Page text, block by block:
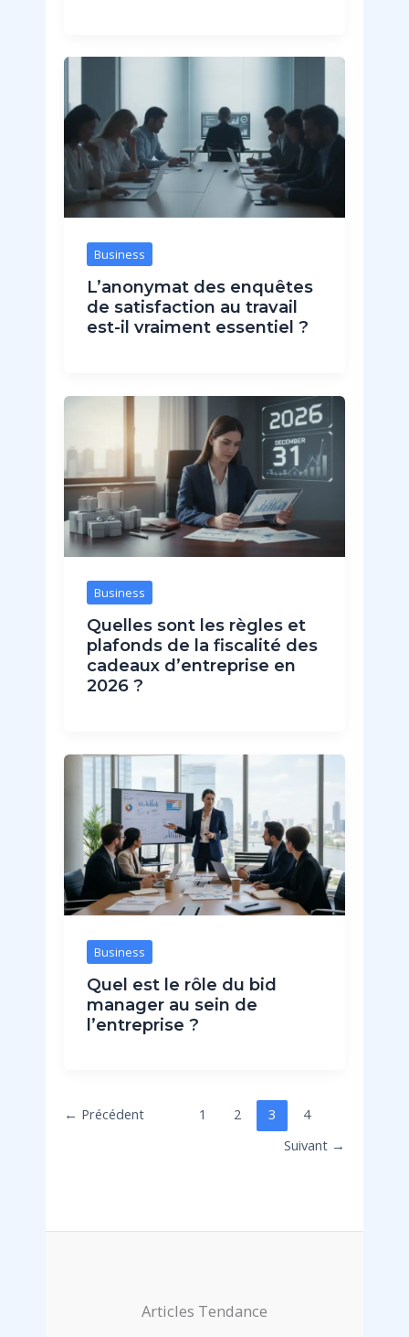
Business
L’anonymat des enquêtes
de satisfaction au travail
est-il vraiment essentiel ?
Business
Quelles sont les règles et
plafonds de la fiscalité des
cadeaux d’entreprise en
2026 ?
Business
Quel est le rôle du bid
manager au sein de
l’entreprise ?
← Précédent 1 2 3
4
Suivant →
Articles Tendance